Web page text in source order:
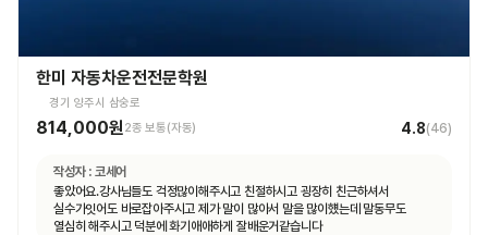
한미 자동차운전전문학원
경기 양주시 삼숭로
814,000원 2종 보통(자동) 4.8(46)
작성자 : 코세어
좋았어요.강사님들도 걱정많이해주시고 친절하시고 굉장히 친근하셔서
실수가잇어도 바로잡아주시고 제가 말이 많아서 말을 많이헀는데 말동무도
열심히 해주시고 덕분에 화기애애하게 잘배운거같습니다